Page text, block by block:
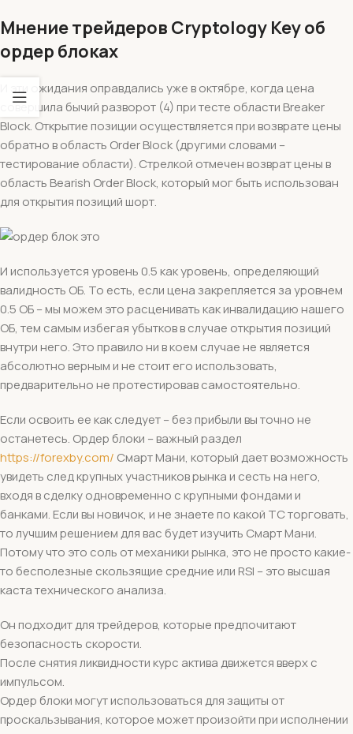
Мнение трейдеров Cryptology Key об
ордер блоках
И эти ожидания оправдались уже в октябре, когда цена
совершила бычий разворот (4) при тесте области Breaker
Block. Открытие позиции осуществляется при возврате цены
обратно в область Order Block (другими словами –
тестирование области). Стрелкой отмечен возврат цены в
область Bearish Order Block, который мог быть использован
для открытия позиций шорт.
И используется уровень 0.5 как уровень, определяющий
валидность ОБ. То есть, если цена закрепляется за уровнем
0.5 ОБ – мы можем это расценивать как инвалидацию нашего
ОБ, тем самым избегая убытков в случае открытия позиций
внутри него. Это правило ни в коем случае не является
абсолютно верным и не стоит его использовать,
предварительно не протестировав самостоятельно.
Если освоить ее как следует – без прибыли вы точно не
останетесь. Ордер блоки – важный раздел
https://forexby.com/ Смарт Мани, который дает возможность
увидеть след крупных участников рынка и сесть на него,
входя в сделку одновременно с крупными фондами и
банками. Если вы новичок, и не знаете по какой ТС торговать,
то лучшим решением для вас будет изучить Смарт Мани.
Потому что это соль от механики рынка, это не просто какие-
то бесполезные скользящие средние или RSI – это высшая
каста технического анализа.
Он подходит для трейдеров, которые предпочитают
безопасность скорости.
После снятия ликвидности курс актива движется вверх с
импульсом.
Ордер блоки могут использоваться для защиты от
проскальзывания, которое может произойти при исполнении